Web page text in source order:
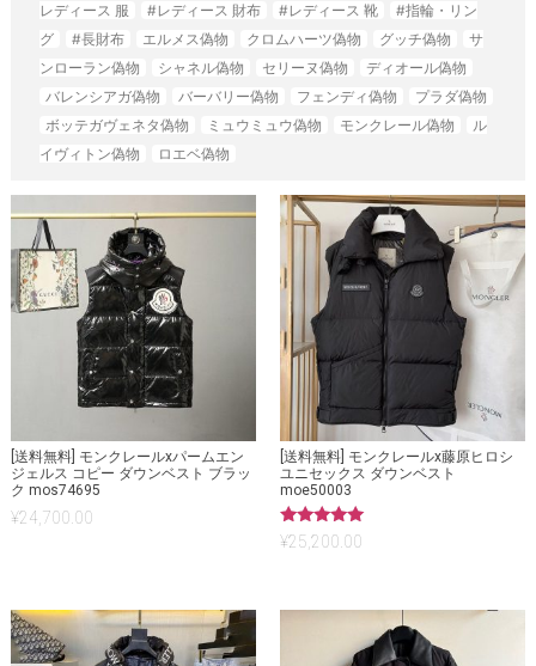
レディース 服
#レディース 財布 #レディース 靴
#指輪・リン
グ
#長財布 エルメス偽物 クロムハーツ偽物 グッチ偽物
サ
ンローラン偽物
シャネル偽物 セリーヌ偽物
ディオール偽物
バレンシアガ偽物
バーバリー偽物 フェンディ偽物
プラダ偽物
ボッテガヴェネタ偽物
ミュウミュウ偽物 モンクレール偽物
ル
イヴィトン偽物
ロエベ偽物
[送料無料] モンクレールxパームエン
ジェルス コピー ダウンベスト ブラッ
ク mos74695
¥24,700.00
[送料無料] モンクレールx藤原ヒロシ
ユニセックス ダウンベスト
moe50003
5段階中
5.00
¥25,200.00